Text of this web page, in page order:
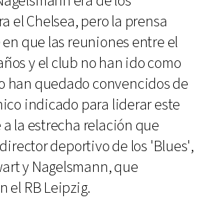
el Chelsea, pero la prensa
que las reuniones entre el
y el club no han ido como
han quedado convencidos de
indicado para liderar este
la estrecha relación que
deportivo de los 'Blues',
y Nagelsmann, que
el RB Leipzig.